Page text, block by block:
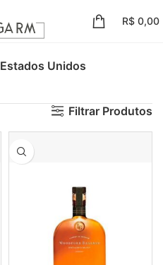
R$ 0,00
Estados Unidos
Filtrar Produtos